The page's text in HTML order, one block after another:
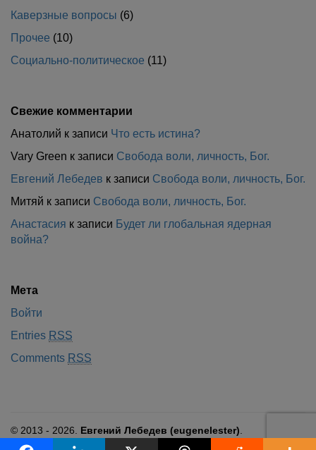
Каверзные вопросы (6)
Прочее (10)
Социально-политическое (11)
Свежие комментарии
Анатолий к записи Что есть истина?
Vary Green к записи Свобода воли, личность, Бог.
Евгений Лебедев к записи Свобода воли, личность, Бог.
Митяй к записи Свобода воли, личность, Бог.
Анастасия к записи Будет ли глобальная ядерная
война?
Мета
Войти
Entries RSS
Comments RSS
© 2013 - 2026. Евгений Лебедев (eugenelester).